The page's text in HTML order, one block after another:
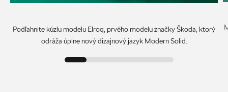
Podľahnite kúzlu modelu Elroq, prvého modelu značky Škoda, ktorý
odráža úplne nový dizajnový jazyk Modern Solid.